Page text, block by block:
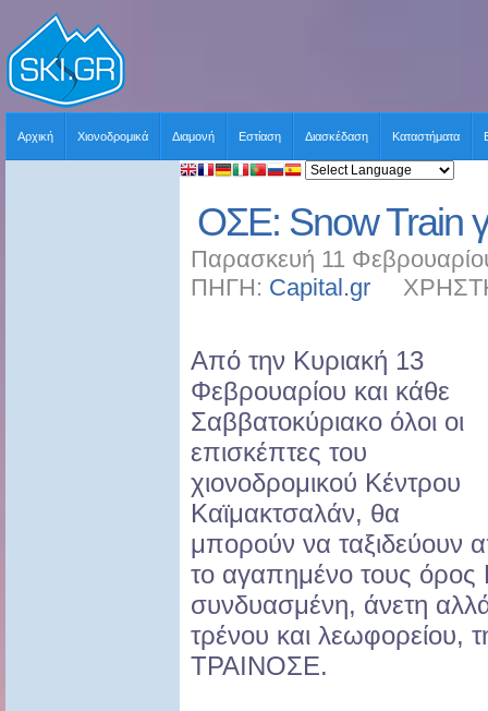
Αρχική Χιονοδρομικά Διαμονή Εστίαση Διασκέδαση Καταστήματα
ΟΣΕ: Snow Train
Παρασκευή 11
ΠΗΓΗ: Capital.gr
Από την Κυριακή 13
Φεβρουαρίου και κάθε
Σαββατοκύριακο όλοι οι
επισκέπτες του
χιονοδρομικού Κέντρου
Καϊμακτσαλάν, θα
μπορούν να ταξιδεύουν
το αγαπημένο τους όρος
συνδυασμένη, άνετη
τρένου και λεωφορείου,
ΤΡΑΙΝΟΣΕ.